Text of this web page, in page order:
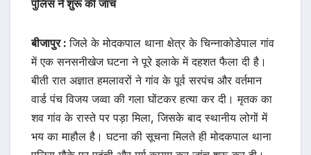
पुलिस ने शुरू की जांच
बीजापुर :जिले के मोदकपाल थाना क्षेत्र के चिन्नाकोडेपाल गांव
में एक सनसनीखेज घटना ने पूरे इलाके में दहशत फैला दी है।
बीती रात अज्ञात हमलावरों ने गांव के पूर्व सरपंच और वर्तमान
वार्ड पंच विजय जव्वा की गला घोंटकर हत्या कर दी। मृतक का
शव गांव के रास्ते पर पड़ा मिला, जिसके बाद स्थानीय लोगों में
भय का माहौल है। घटना की सूचना मिलते ही मोदकपाल थाना